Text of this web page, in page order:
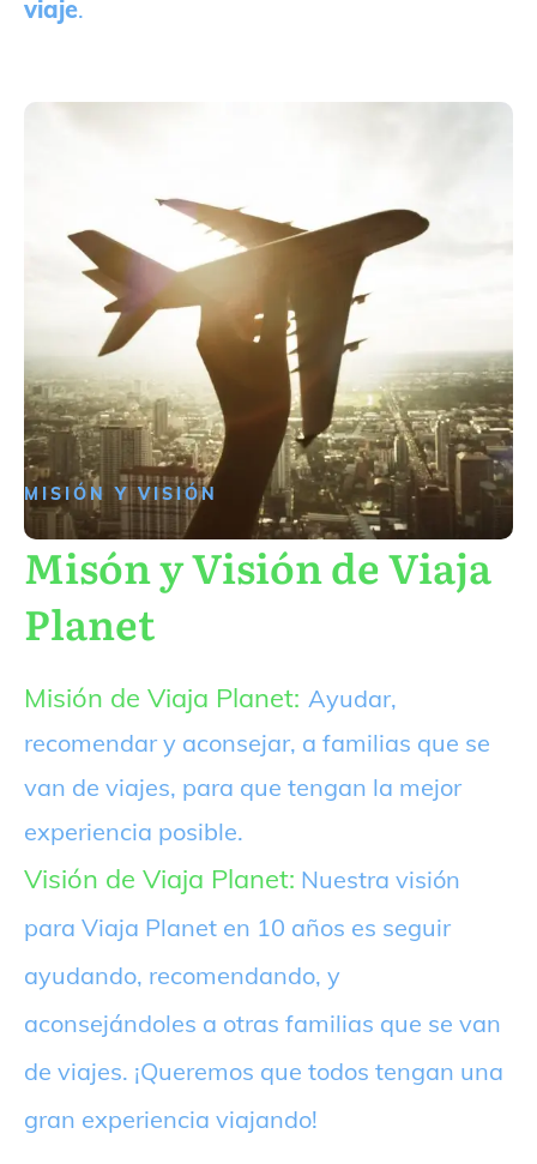
viaje.
MISIÓN Y VISIÓN
Misón y Visión de Viaja
Planet
Misión de Viaja Planet: Ayudar,
recomendar y aconsejar, a familias que se
van de viajes, para que tengan la mejor
experiencia posible.
Visión de Viaja Planet: Nuestra visión
para Viaja Planet en 10 años es seguir
ayudando, recomendando, y
aconsejándoles a otras familias que se van
de viajes. ¡Queremos que todos tengan una
gran experiencia viajando!